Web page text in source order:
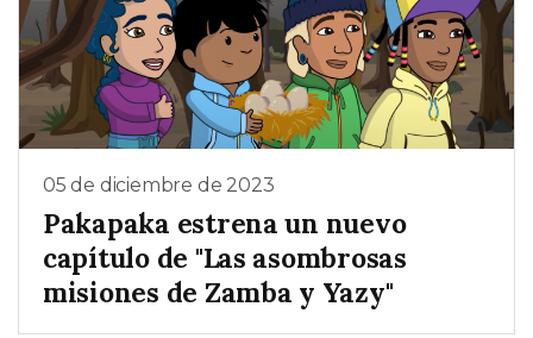
05 de diciembre de 2023
Pakapaka estrena un nuevo
capítulo de "Las asombrosas
misiones de Zamba y Yazy"